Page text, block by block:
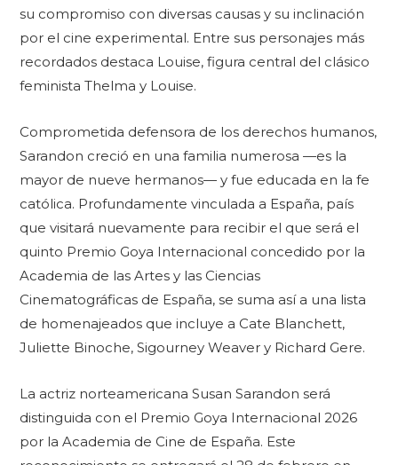
su compromiso con diversas causas y su inclinación
por el cine experimental. Entre sus personajes más
recordados destaca Louise, figura central del clásico
feminista Thelma y Louise.
Comprometida defensora de los derechos humanos,
Sarandon creció en una familia numerosa —es la
mayor de nueve hermanos— y fue educada en la fe
católica. Profundamente vinculada a España, país
que visitará nuevamente para recibir el que será el
quinto Premio Goya Internacional concedido por la
Academia de las Artes y las Ciencias
Cinematográficas de España, se suma así a una lista
de homenajeados que incluye a Cate Blanchett,
Juliette Binoche, Sigourney Weaver y Richard Gere.
La actriz norteamericana Susan Sarandon será
distinguida con el Premio Goya Internacional 2026
por la Academia de Cine de España. Este